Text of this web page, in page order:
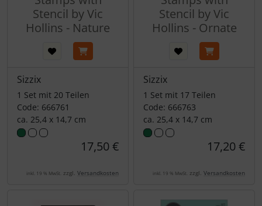
Stencil by Vic
Hollins - Nature
Sizzix
1 Set mit 20 Teilen
Code: 666761
ca. 25,4 x 14,7 cm
17,50 €
inkl. 19 % MwSt. zzgl. Versandkosten
Stencil by Vic
Hollins - Ornate
Sizzix
1 Set mit 17 Teilen
Code: 666763
ca. 25,4 x 14,7 cm
17,20 €
inkl. 19 % MwSt. zzgl. Versandkosten